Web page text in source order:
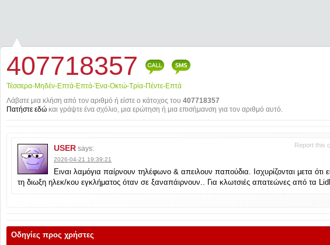
407718357
Call SMS
Τέσσερα-Μηδέν-Επτά-Επτά-Ένα-Οκτώ-Τρία-Πέντε-Επτά
Λάβατε μια κλήση από τον αριθμό ή είστε ο κάτοχος του 407718357
Πατήστε εδώ και γράψτε ένα σχόλιο, μια ερώτηση ή μια επισήμανση για τον αριθμό αυτό.
Report this
USER says:
2026-04-21 19:39:21
Ειναι λαμόγια παίρνουν τηλέφωνο & απειλουν παπούδια. Ισχυρίζονται μετα ότι
τη διωξη ηλεκ/κου εγκλήματος όταν σε ξαναπάιρνουν.. Για κλωτσιές απατεώνες από τα
Οδηγίες προς χρήστες